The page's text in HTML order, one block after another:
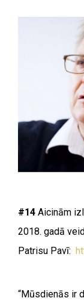
#14 Aicinām
2018. gadā
Patrisu Pavī:
“Mūsdienās ir